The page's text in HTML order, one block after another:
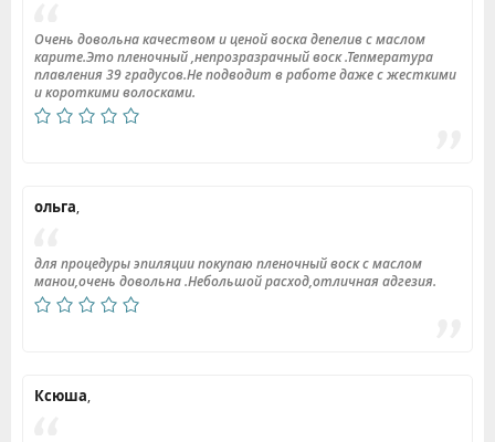
Очень довольна качеством и ценой воска депелив с маслом
карите.Это пленочный ,непрозразрачный воск .Тепмература
плавления 39 градусов.Не подводит в работе даже с жесткими
и короткими волосками.
ольга,
для процедуры эпиляции покупаю пленочный воск с маслом
манои,очень довольна .Небольшой расход,отличная адгезия.
Ксюша,